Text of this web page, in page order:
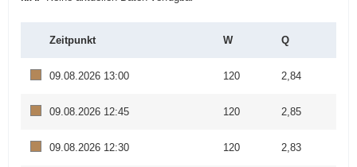
Zeitpunkt W Q
09.08.2026 13:00 120 2,84
09.08.2026 12:45 120 2,85
09.08.2026 12:30 120 2,83